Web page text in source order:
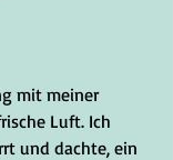
mit meiner
Luft. Ich
und dachte, ein